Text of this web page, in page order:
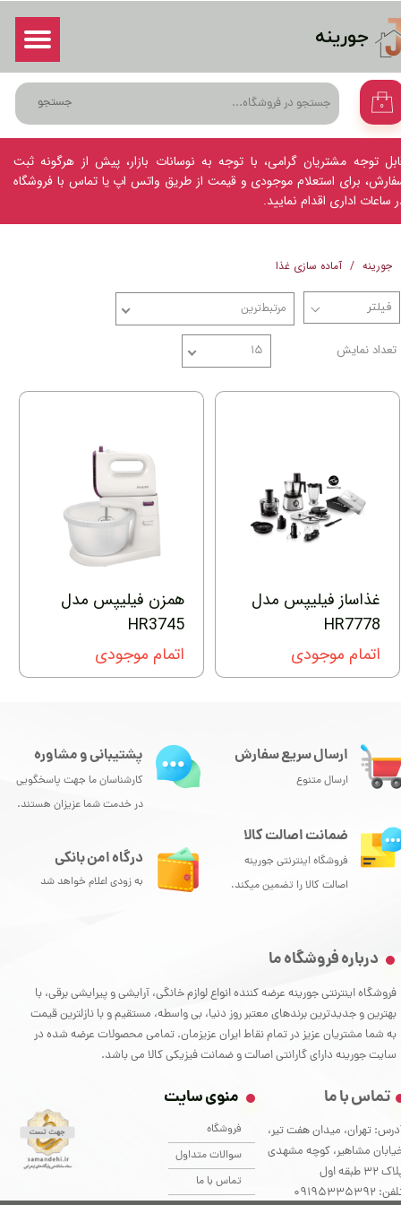
جستجو ۰
حساب کاربری من
تغییر گذر واژه
سفارشات
خروج از حساب کاربری
جورینه
توجه مشتریان گرامی، با توجه به نوسانات بازار، پیش از هرگونه ثبت
برای استعلام موجودی و قیمت از طریق واتس اپ یا تماس با فروشگاه
ساعات اداری اقدام نمایید.
جورینه آماده سازی غذا
مرتبط‌ترین
تعداد نمایش ۱۵
غذاساز فیلیپس مدل
HR7778
اتمام موجودی
همزن فیلیپس مدل
HR3745
اتمام موجودی
ارسال سریع سفارش
ارسال متنوع
درگاه امن بانکی
به زودی اعلام خواهد شد
پشتیبانی و مشاوره
کارشناسان ما جهت پاسخگویی
در خدمت شما عزیزان هستند.
ضمانت اصالت کالا
فروشگاه اینترنتی جورینه
اصالت کالا را تضمین میکند.
درباره فروشگاه ما
فروشگاه اینترنتی جورینه عرضه کننده انواع لوازم خانگی، آرایشی و پیرایشی برقی، با
بهترین و جدیدترین برندهای معتبر روز دنیا، بی واسطه، مستقیم و با نازلترین قیمت
به شما مشتریان عزیز در تمام نقاط ایران عزیزمان. تمامی محصولات عرضه شده در
سایت جورینه دارای گارانتی اصالت و ضمانت فیزیکی کالا می باشد.
تماس با ما
تهران، میدان هفت تیر،
مشاهیر، کوچه مشهدی
32 طبقه اول
۰9195335392
منوی سایت
فروشگاه
سوالات متداول
تماس با ما